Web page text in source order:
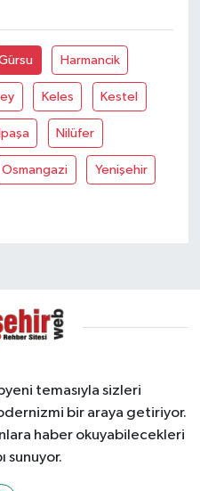
Harmancik
Keles Kestel
Nilüfer
Osmangazi Yenişehir
temasıyla sizleri
bir araya getiriyor.
haber okuyabilecekleri
sunuyor.